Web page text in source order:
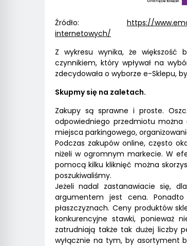
Źródło: https://
internetowych/
Z wykresu wynika, że większość
czynnikiem, który wpływał na
zdecydowała o wyborze e-Sklepu,
Skupmy się na zaletach.
Zakupy są sprawne i proste.
odpowiedniego przedmiotu można
miejsca parkingowego,
Podczas zakupów online, często
niżeli w ogromnym markecie. W
pomocą kilku kliknięć można
poszukiwaliśmy.
Jeżeli nadal zastanawiacie się,
argumentem jest cena.
płaszczyznach. Ceny produktów
konkurencyjne stawki, ponieważ
zatrudniają także tak dużej liczby
wyłącznie na tym, by asortyment